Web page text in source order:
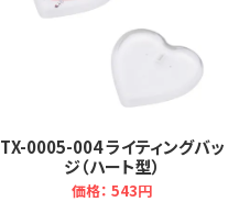
TX-0005-004 ライティングバッ
ジ（ハート型）
価格： 543円